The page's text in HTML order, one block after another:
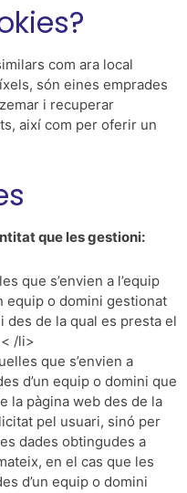
com ara local
són eines emprades
i recuperar
així com per oferir un
que les gestioni:
que s’envien a l’equip
equip o domini gestionat
des de la qual es presta el
/li>
que s’envien a
d’un equip o domini que
la pàgina web des de la
pel usuari, sinó per
dades obtingudes a
en el cas que les
d’un equip o domini